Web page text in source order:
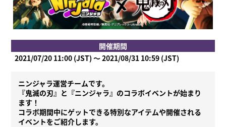
開催期間
2021/07/20 11:00 (JST) ～ 2021/08/31 10:59 (JST)
ニンジャラ運営チームです。
『鬼滅の刃』と『ニンジャラ』のコラボイベントが始まり
ます！
コラボ期間中にゲットできる特別なアイテムや開催される
イベントをご紹介します。